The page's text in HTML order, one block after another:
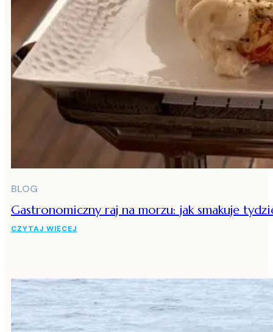
BLOG
Gastronomiczny raj na morzu: jak smakuje
CZYTAJ WIĘCEJ